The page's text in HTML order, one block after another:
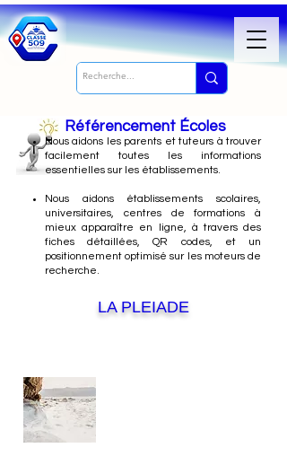
Référencement Écoles
Nousaidons les parents et tuteurs à trouver
facilement toutes les informations
essentielles sur les établissements.
Nous aidons établissements scolaires,
universitaires, centres de formations à
mieux apparaître en ligne, à travers des
fiches détaillées, QR codes, et un
positionnement optimisé sur les moteurs de
recherche.
LA PLEIADE